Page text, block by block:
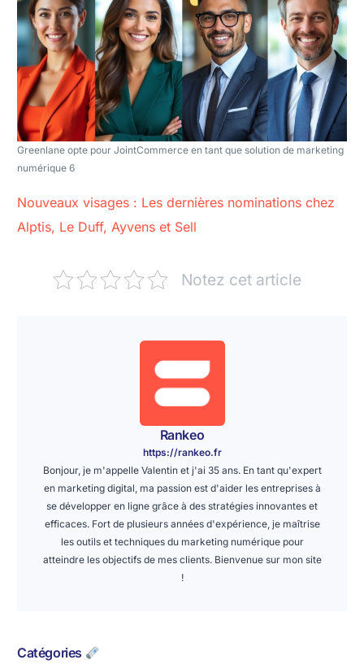
Greenlane opte pour JointCommerce en tant que solution de marketing
numérique 6
Nouveaux visages : Les dernières nominations chez
Alptis, Le Duff, Ayvens et Sell
Notez cet article
Rankeo
https://rankeo.fr
Bonjour, je m'appelle Valentin et j'ai 35 ans. En tant qu'expert
en marketing digital, ma passion est d'aider les entreprises à
se développer en ligne grâce à des stratégies innovantes et
efficaces. Fort de plusieurs années d'expérience, je maîtrise
les outils et techniques du marketing numérique pour
atteindre les objectifs de mes clients. Bienvenue sur mon site
!
Catégories